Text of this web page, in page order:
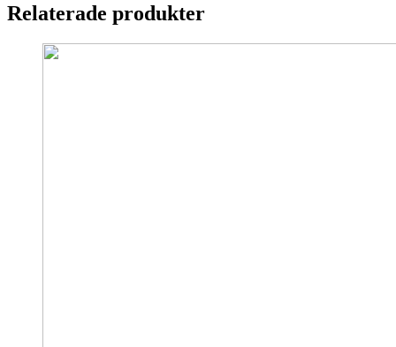
Relaterade produkter